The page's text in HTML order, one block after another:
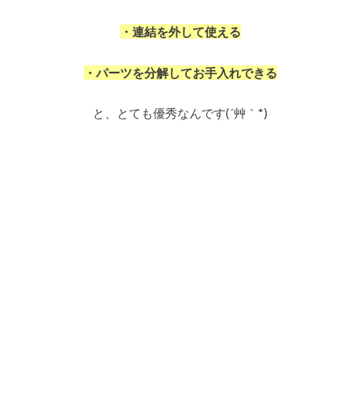
・連結を外して使える
・パーツを分解してお手入れできる
と、とても優秀なんです(´艸｀*)